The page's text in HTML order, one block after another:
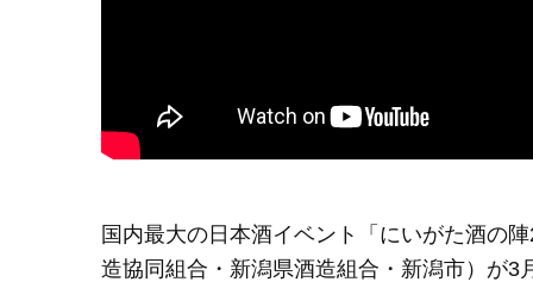
国内最大の日本酒イベント「にいがた酒の
造協同組合・新潟県酒造組合・新潟市）が